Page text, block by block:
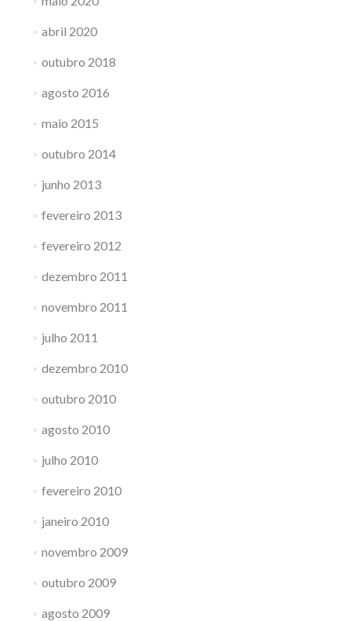
abril 2020
outubro 2018
agosto 2016
maio 2015
outubro 2014
junho 2013
fevereiro 2013
fevereiro 2012
dezembro 2011
novembro 2011
julho 2011
dezembro 2010
outubro 2010
agosto 2010
julho 2010
fevereiro 2010
janeiro 2010
novembro 2009
outubro 2009
agosto 2009